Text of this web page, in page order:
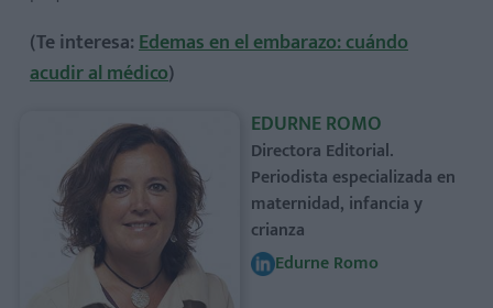
(Te interesa:Edemas en el embarazo: cuándo
acudir al médico)
EDURNE ROMO
Directora Editorial.
Periodista especializada en
maternidad, infancia y
crianza
Edurne Romo